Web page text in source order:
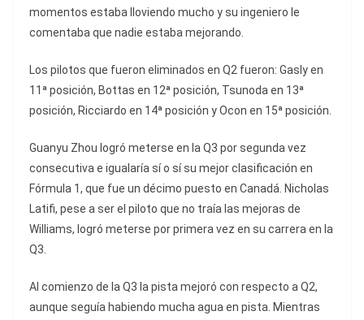
momentos estaba lloviendo mucho y su ingeniero le
comentaba que nadie estaba mejorando.
Los pilotos que fueron eliminados en Q2 fueron: Gasly en
11ª posición, Bottas en 12ª posición, Tsunoda en 13ª
posición, Ricciardo en 14ª posición y Ocon en 15ª posición.
Guanyu Zhou logró meterse en la Q3 por segunda vez
consecutiva e igualaría sí o sí su mejor clasificación en
Fórmula 1, que fue un décimo puesto en Canadá. Nicholas
Latifi, pese a ser el piloto que no traía las mejoras de
Williams, logró meterse por primera vez en su carrera en la
Q3.
Al comienzo de la Q3 la pista mejoró con respecto a Q2,
aunque seguía habiendo mucha agua en pista. Mientras